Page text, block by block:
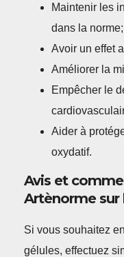
Maintenir les
dans la norme;
Avoir un effet
Améliorer la
Empêcher le
Aider à
oxydatif.
Avis et
Artènorme sur
Si vous souhaitez
gélules, effectuez